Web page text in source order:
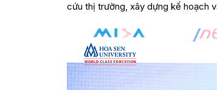
cứu thị trường, xây dựng kế hoạch